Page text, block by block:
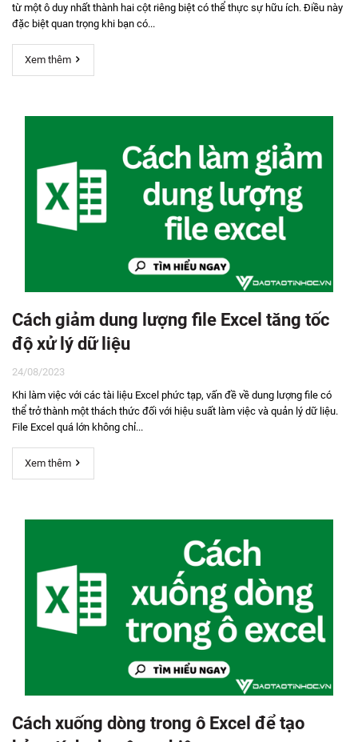
từ một ô duy nhất thành hai cột riêng biệt có thể thực sự hữu ích. Điều này
đặc biệt quan trọng khi bạn có...
Xem thêm
Cách giảm dung lượng file Excel tăng tốc
độ xử lý dữ liệu
24/08/2023
Khi làm việc với các tài liệu Excel phức tạp, vấn đề về dung lượng file có
thể trở thành một thách thức đối với hiệu suất làm việc và quản lý dữ liệu.
File Excel quá lớn không chỉ...
Xem thêm
Cách xuống dòng trong ô Excel để tạo